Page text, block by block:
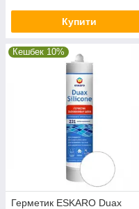
Купити
Кешбек 10%
Герметик ESKARO Duax